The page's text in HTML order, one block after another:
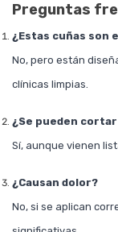
Preguntas
¿Estas cuñas son
No, pero están
clínicas limpias.
¿Se pueden
Sí, aunque vienen
¿Causan dolor?
No, si se aplican